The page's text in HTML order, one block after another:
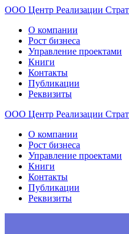
ООО Центр Реализации
О компании
Рост бизнеса
Управление проектами
Книги
Контакты
Публикации
Реквизиты
ООО Центр Реализации
О компании
Рост бизнеса
Управление проектами
Книги
Контакты
Публикации
Реквизиты